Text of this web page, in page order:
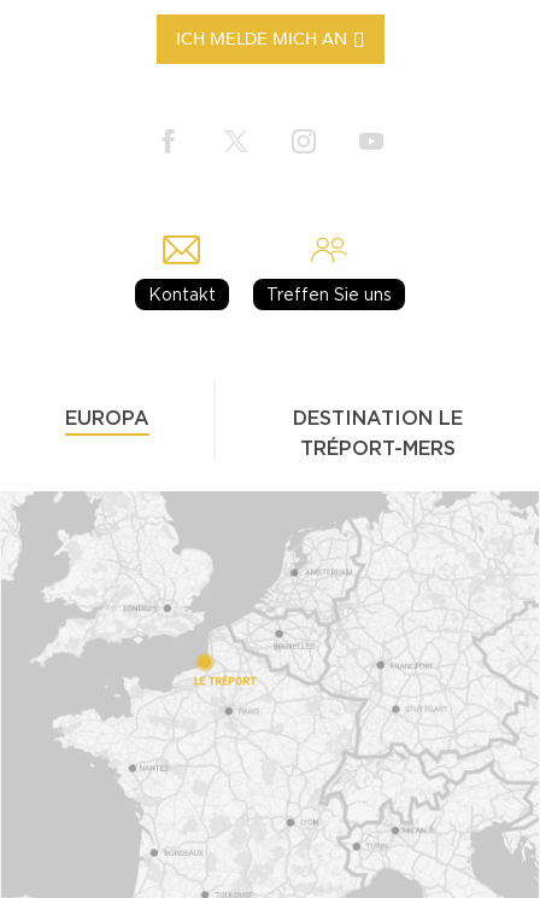
ICH MELDE MICH AN
Kontakt Treffen Sie uns
EUROPA
DESTINATION LE
TRÉPORT-MERS